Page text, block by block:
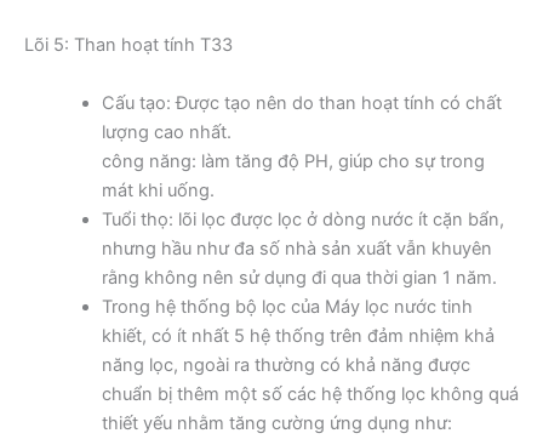
Lõi 5: Than hoạt tính T33
Cấu tạo: Được tạo nên do than hoạt tính có chất
lượng cao nhất.
công năng: làm tăng độ PH, giúp cho sự trong
mát khi uống.
Tuổi thọ: lõi lọc được lọc ở dòng nước ít cặn bẩn,
nhưng hầu như đa số nhà sản xuất vẫn khuyên
rằng không nên sử dụng đi qua thời gian 1 năm.
Trong hệ thống bộ lọc của Máy lọc nước tinh
khiết, có ít nhất 5 hệ thống trên đảm nhiệm khả
năng lọc, ngoài ra thường có khả năng được
chuẩn bị thêm một số các hệ thống lọc không quá
thiết yếu nhằm tăng cường ứng dụng như: